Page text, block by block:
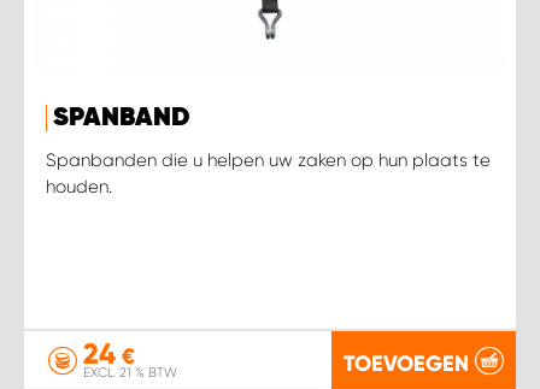
SPANBAND
Spanbanden die u helpen uw zaken op hun plaats te
houden.
24 €
EXCL. 21 % BTW TOEVOEGEN